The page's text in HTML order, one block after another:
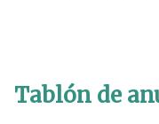
Tablón de